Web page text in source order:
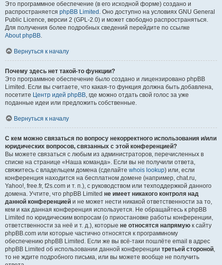
Это программное обеспечение (в его исходной форме) создано и
распространяется phpBB Limited . Оно доступно на условиях GNU General
Public Licence, версии 2 (GPL-2.0) и может свободно распространяться.
Для получения более подробных сведений перейдите по ссылке
About phpBB.
Вернуться к началу
Почему здесь нет такой-то функции?
Это программное обеспечение было создано и лицензировано phpBB
Limited. Если вы считаете, что какая-то функция должна быть добавлена,
посетите Центр идей phpBB, где можно отдать свой голос за уже
поданные идеи или предложить собственные.
Вернуться к началу
С кем можно связаться по вопросу некорректного использования и/или
юридических вопросов, связанных с этой конференцией?
Вы можете связаться с любым из администраторов, перечисленных в
списке на странице «Наша команда». Если вы не получили ответа,
свяжитесь с владельцем домена (сделайте whois lookup) или, если
конференция находится на бесплатном домене (например, chat.ru,
Yahoo!, free.fr, f2s.com и т. п.), с руководством или техподдержкой данного
домена. Учтите, что phpBB Limited не имеет никакого контроля над
данной конференцией и не может нести никакой ответственности за то,
кем и как данная конференция используется. Не обращайтесь к phpBB
Limited по юридическим вопросам (о приостановке работы конференции,
ответственности за неё и т. д.), которые не относятся напрямую к сайту
phpBB.com или которые частично относятся к программному
обеспечению phpBB Limited. Если же вы всё-таки пошлёте email в адрес
phpBB Limited об использовании данной конференции третьей стороной,
то не ждите подробного письма, или вы можете вообще не получить